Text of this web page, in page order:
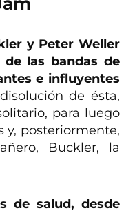
y Peter Weller
las bandas de
e influyentes
de ésta,
para luego
y, posteriormente,
Buckler, la
de salud, desde